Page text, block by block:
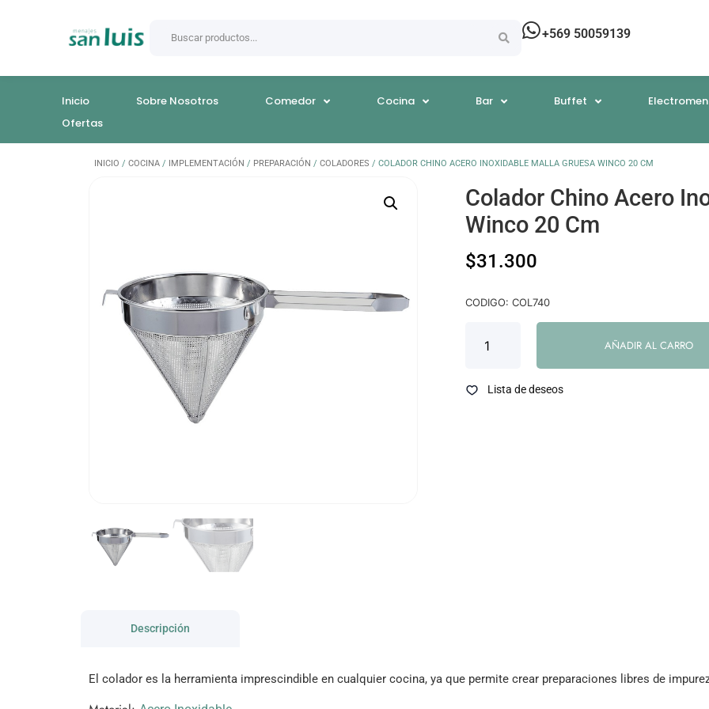
+569 50059139
Inicio Sobre Nosotros Comedor Cocina Bar Buffet
Ofertas
INICIO / COCINA / IMPLEMENTACIÓN / PREPARACIÓN / COLADORES / COLADOR CHINO ACERO INOXIDABLE MALLA GRUESA WINCO 20 CM
Colador Chino Acero
Winco 20 Cm
$31.300
CODIGO: COL740
AÑADIR AL CARRO
Lista de deseos
Descripción
El colador es la herramienta imprescindible en cualquier cocina, ya que permite crear preparaciones libres de